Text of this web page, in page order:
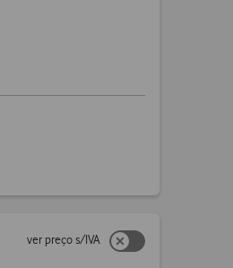
ver preço s/IVA